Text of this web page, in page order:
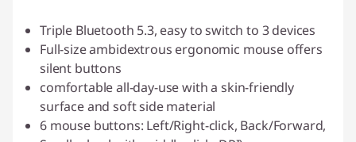
Triple Bluetooth 5.3, easy to switch to 3 devices
Full-size ambidextrous ergonomic mouse offers
silent buttons
comfortable all-day-use with a skin-friendly
surface and soft side material
6 mouse buttons: Left/Right-click, Back/Forward,